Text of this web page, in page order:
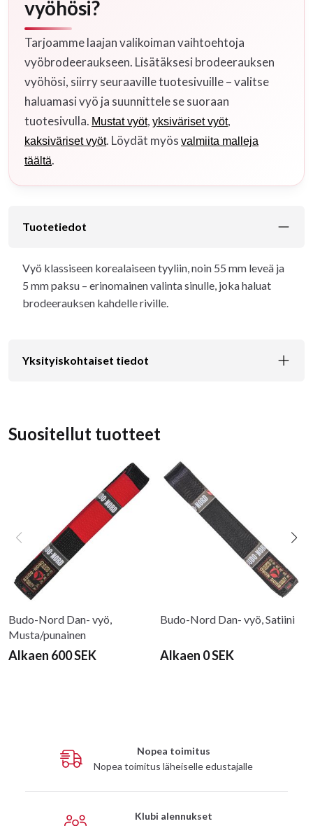
vyöhösi?
Tarjoamme laajan valikoiman vaihtoehtoja
vyöbrodeeraukseen. Lisätäksesi brodeerauksen
vyöhösi, siirry seuraaville tuotesivuille – valitse
haluamasi vyö ja suunnittele se suoraan
tuotesivulla. Mustat vyöt, yksiväriset vyöt,
kaksiväriset vyöt. Löydät myös valmiita malleja
täältä.
Tuotetiedot
Vyö klassiseen korealaiseen tyyliin, noin 55 mm leveä ja
5 mm paksu – erinomainen valinta sinulle, joka haluat
brodeerauksen kahdelle riville.
Yksityiskohtaiset tiedot
Suositellut tuotteet
Budo-Nord Dan- vyö,
Musta/punainen
Alkaen 600 SEK
Budo-Nord Dan- vyö, Satiini
Alkaen 0 SEK
Nopea toimitus
Nopea toimitus läheiselle edustajalle
Klubi alennukset